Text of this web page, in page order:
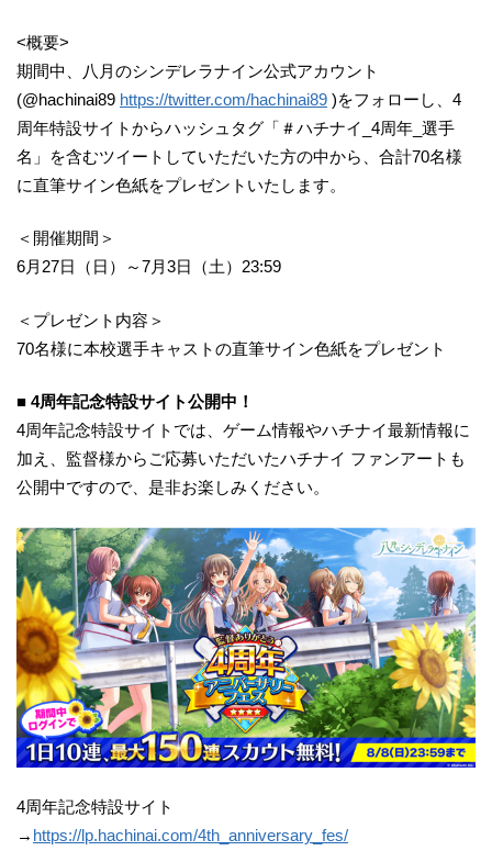
<概要>
期間中、八月のシンデレラナイン公式アカウント
(@hachinai89 https://twitter.com/hachinai89 )をフォローし、4
周年特設サイトからハッシュタグ「＃ハチナイ_4周年_選手
名」を含むツイートしていただいた方の中から、合計70名様
に直筆サイン色紙をプレゼントいたします。
＜開催期間＞
6月27日（日）～7月3日（土）23:59
＜プレゼント内容＞
70名様に本校選手キャストの直筆サイン色紙をプレゼント
■ 4周年記念特設サイト公開中！
4周年記念特設サイトでは、ゲーム情報やハチナイ最新情報に
加え、監督様からご応募いただいたハチナイ ファンアートも
公開中ですので、是非お楽しみください。
4周年記念特設サイト
→ https://lp.hachinai.com/4th_anniversary_fes/